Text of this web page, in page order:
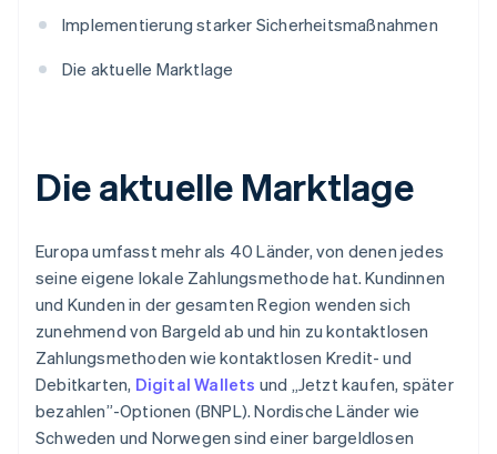
Implementierung starker Sicherheitsmaßnahmen
Die aktuelle Marktlage
Die aktuelle Marktlage
Europa umfasst mehr als 40 Länder, von denen jedes
seine eigene lokale Zahlungsmethode hat. Kundinnen
und Kunden in der gesamten Region wenden sich
zunehmend von Bargeld ab und hin zu kontaktlosen
Zahlungsmethoden wie kontaktlosen Kredit- und
Debitkarten, Digital Wallets und „Jetzt kaufen, später
bezahlen”-Optionen (BNPL). Nordische Länder wie
Schweden und Norwegen sind einer bargeldlosen